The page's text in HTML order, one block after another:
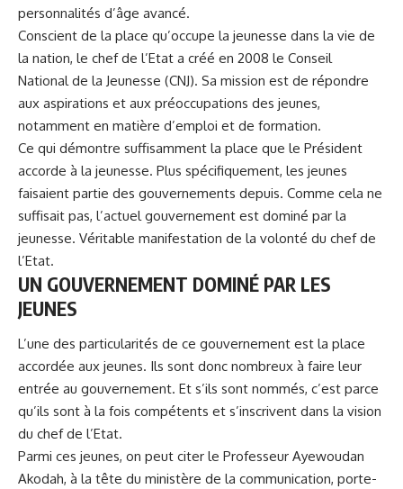
personnalités d’âge avancé.
Conscient de la place qu’occupe la jeunesse dans la vie de
la nation, le chef de l’Etat a créé en 2008 le Conseil
National de la Jeunesse (CNJ). Sa mission est de répondre
aux aspirations et aux préoccupations des jeunes,
notamment en matière d’emploi et de formation.
Ce qui démontre suffisamment la place que le Président
accorde à la jeunesse. Plus spécifiquement, les jeunes
faisaient partie des gouvernements depuis. Comme cela ne
suffisait pas, l’actuel gouvernement est dominé par la
jeunesse. Véritable manifestation de la volonté du chef de
l’Etat.
UN GOUVERNEMENT DOMINÉ PAR LES
JEUNES
L’une des particularités de ce gouvernement est la place
accordée aux jeunes. Ils sont donc nombreux à faire leur
entrée au gouvernement. Et s’ils sont nommés, c’est parce
qu’ils sont à la fois compétents et s’inscrivent dans la vision
du chef de l’Etat.
Parmi ces jeunes, on peut citer le Professeur Ayewoudan
Akodah, à la tête du ministère de la communication, porte-